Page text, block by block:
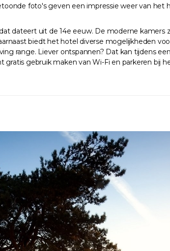
foto's geven een impressie weer van het
dateert uit de 14e eeuw. De moderne kamers
biedt het hotel diverse mogelijkheden
range. Liever ontspannen? Dat kan tijdens
gebruik maken van Wi-Fi en parkeren bij